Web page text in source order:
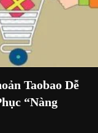
Taobao Dễ
“Nàng